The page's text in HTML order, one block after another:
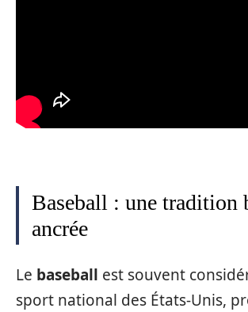
Baseball : une tradition
ancrée
Le baseball est souvent
sport national des États-Unis,